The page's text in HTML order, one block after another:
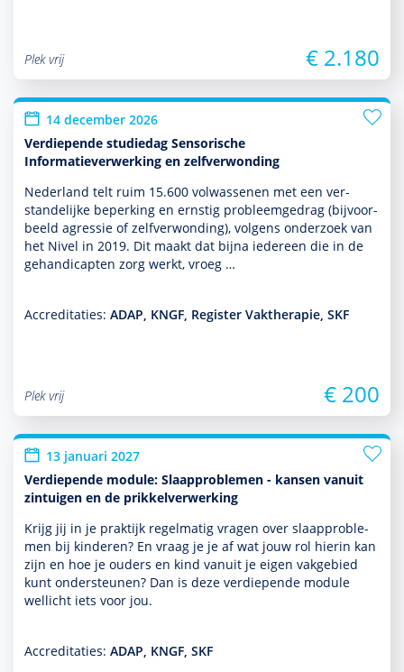
Plek vrij € 2.180
14 december 2026
Verdiepende studiedag Sensorische
Informatieverwerking en zelfverwonding
Nederland telt ruim 15.600 vol­was­senen met een ver­
stande­lijke beper­king en ernstig probleemgedrag (bij­voor­
beeld agressie of zelfverwonding), volgens onder­zoek van
het Nivel in 2019. Dit maakt dat bijna iedereen die in de
gehandicapten zorg werkt, vroeg …
Accreditaties: ADAP, KNGF, Register Vaktherapie, SKF
Plek vrij € 200
13 januari 2027
Verdiepende module: Slaapproblemen - kansen vanuit
zintuigen en de prikkelverwerking
Krijg jij in je prak­tijk regelmatig vragen over slaappro­ble­
men bij kin­de­ren? En vraag je je af wat jouw rol hierin kan
zijn en hoe je ouders en kind vanuit je eigen vakgebied
kunt onder­steunen? Dan is deze ver­die­pende module
wellicht iets voor jou.
Accreditaties: ADAP, KNGF, SKF